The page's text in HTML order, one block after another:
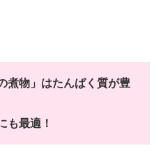
煮物」はたんぱく質が豊
も最適！